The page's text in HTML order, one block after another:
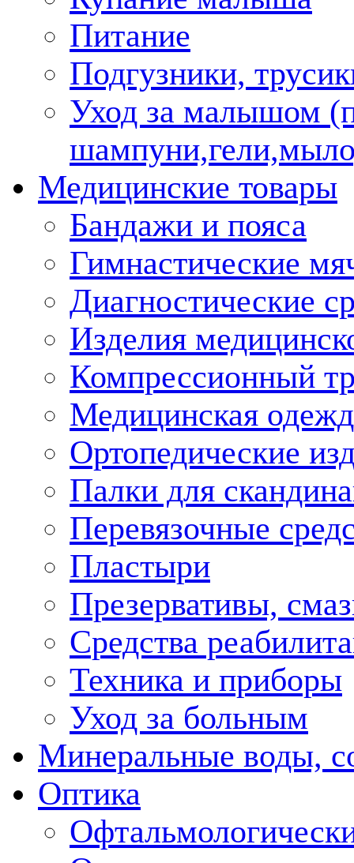
Питание
Подгузники,
Уход за малышом
Медицинские товары
Бандажи и пояса
Гимнастические
Диагностические
Изделия
Компрессионный
Медицинская
Ортопедические
Палки для
Перевязочные
Пластыри
Презервативы,
Средства
Техника и приборы
Уход за больным
Минеральные воды,
Оптика